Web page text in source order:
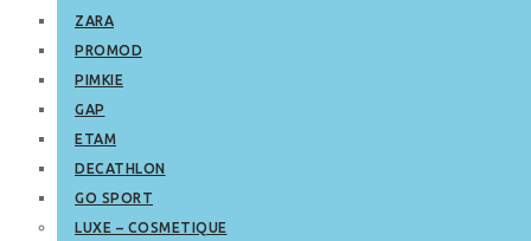
ZARA
PROMOD
PIMKIE
GAP
ETAM
DECATHLON
GO SPORT
LUXE – COSMETIQUE